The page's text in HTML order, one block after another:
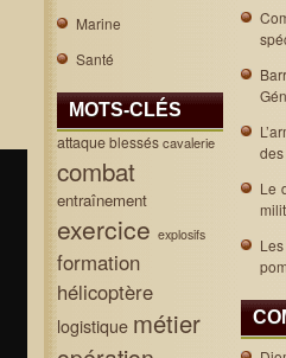
Marine
Santé
MOTS-CLÉS
attaqueblesséscavalerie
combat
entraînement
exercice explosifs
formation
hélicoptère
logistique métier
Le